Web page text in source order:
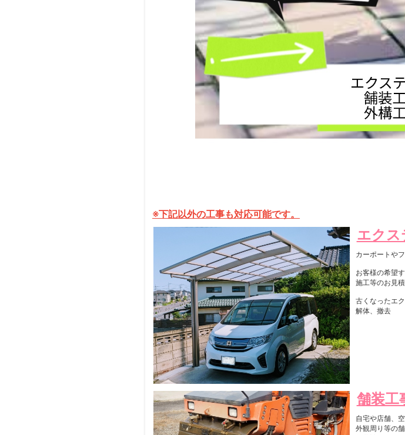
※下記以外の工事も対応可能です。
エクス
カーポートや
お客様の希望
施工等のお見
古くなったエ
解体、撤去
舗装工
自宅や店舗、
外観周り等の